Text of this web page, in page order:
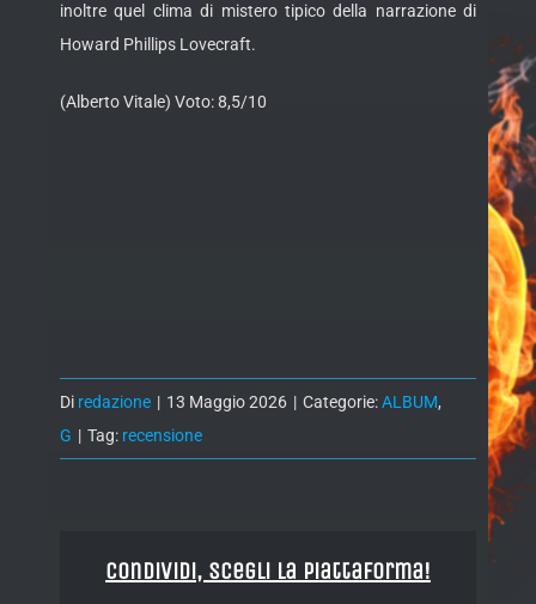
inoltre quel clima di mistero tipico della narrazione di
Howard Phillips Lovecraft.
(Alberto Vitale) Voto: 8,5/10
Di redazione | 13 Maggio 2026 | Categorie:ALBUM,
G | Tag: recensione
Condividi, Scegli la piattaforma!